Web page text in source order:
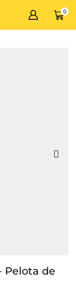
0
Pelota de